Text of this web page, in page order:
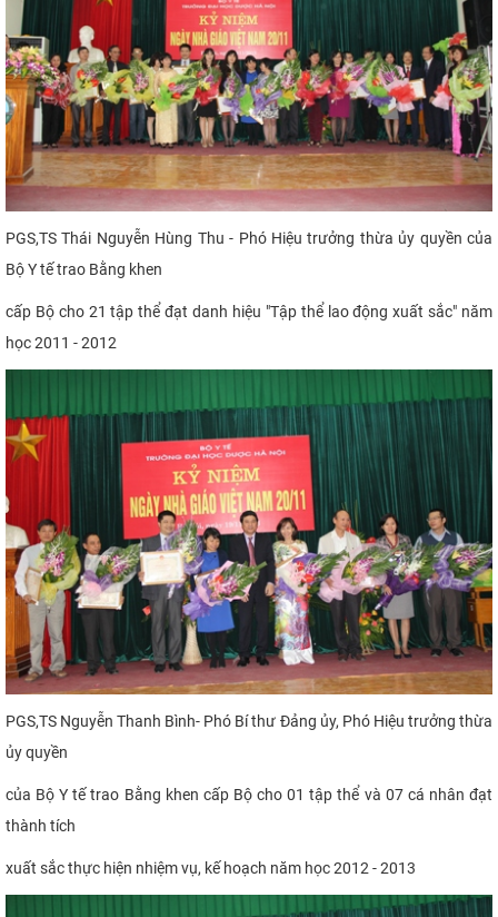
PGS,TS Thái Nguyễn Hùng Thu - Phó Hiệu trưởng thừa ủy quyền của
Bộ Y tế trao Bằng khen
cấp Bộ cho 21 tập thể đạt danh hiệu "Tập thể lao động xuất sắc" năm
học 2011 - 2012
PGS,TS Nguyễn Thanh Bình- Phó Bí thư Đảng ủy, Phó Hiệu trưởng thừa
ủy quyền
của Bộ Y tế trao Bằng khen cấp Bộ cho 01 tập thể và 07 cá nhân đạt
thành tích
xuất sắc thực hiện nhiệm vụ, kế hoạch năm học 2012 - 2013